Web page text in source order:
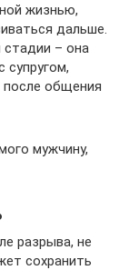
жизнью,
дальше.
стадии – она
супругом,
после общения
мужчину,
разрыва, не
сохранить